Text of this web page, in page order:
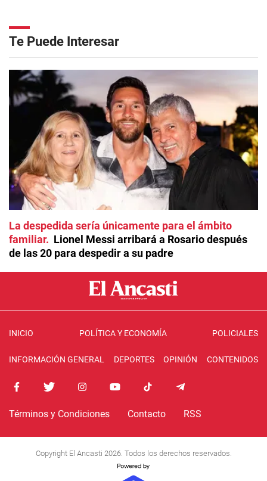
Te Puede Interesar
La despedida sería únicamente para el ámbito
familiar
Lionel Messi arribará a Rosario después
de las 20 para despedir a su padre
INICIO POLÍTICA Y ECONOMÍA POLICIALES
INFORMACIÓN GENERAL DEPORTES OPINIÓN CONTENIDOS
Términos y Condiciones Contacto RSS
Copyright El Ancasti 2026. Todos los derechos reservados.